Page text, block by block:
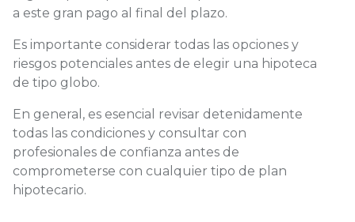
a este gran pago al final del plazo.
Es importante considerar todas las opciones y
riesgos potenciales antes de elegir una hipoteca
de tipo globo.
En general, es esencial revisar detenidamente
todas las condiciones y consultar con
profesionales de confianza antes de
comprometerse con cualquier tipo de plan
hipotecario.